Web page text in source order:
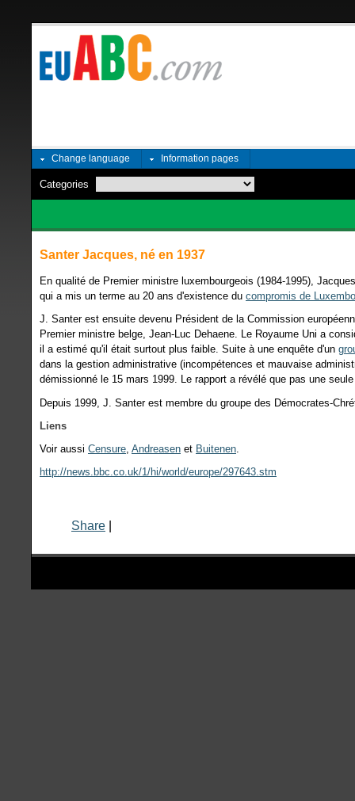
Change language Information pages
Categories
Santer Jacques, né en 1937
En qualité de Premier ministre luxembourgeois (1984-1995),
qui a mis un terme au 20 ans d'existence du compromis de
J. Santer est ensuite devenu Président de la Commission
Premier ministre belge, Jean-Luc Dehaene. Le Royaume Uni a
il a estimé qu'il était surtout plus faible. Suite à une enquête d'un
dans la gestion administrative (incompétences et mauvaise
démissionné le 15 mars 1999. Le rapport a révélé que pas une
Depuis 1999, J. Santer est membre du groupe des Démocrates-
Liens
Voir aussi Censure, Andreasen et Buitenen.
http://news.bbc.co.uk/1/hi/world/europe/297643.stm
Share